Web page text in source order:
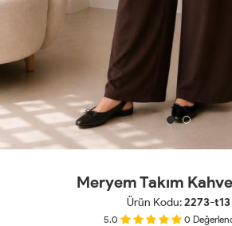
Meryem Takım
Ürün Kodu:2273-t13
5.0 0